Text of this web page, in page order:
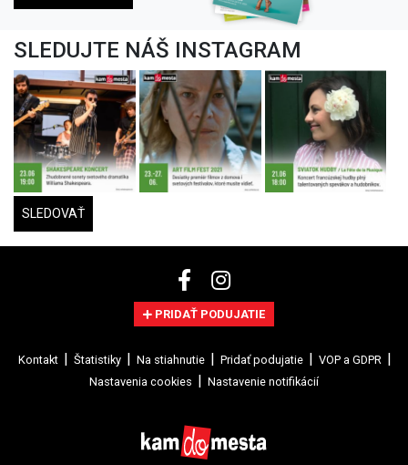
SLEDUJTE NÁŠ INSTAGRAM
SLEDOVAŤ
PRIDAŤ PODUJATIE
Kontakt Štatistiky Na stiahnutie Pridať podujatie
VOP a GDPR
Nastavenia cookies
Nastavenie notifikácií